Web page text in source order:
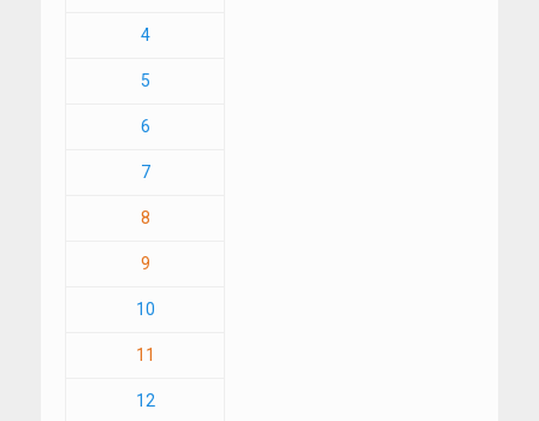
4
5
6
7
8
9
10
11
12